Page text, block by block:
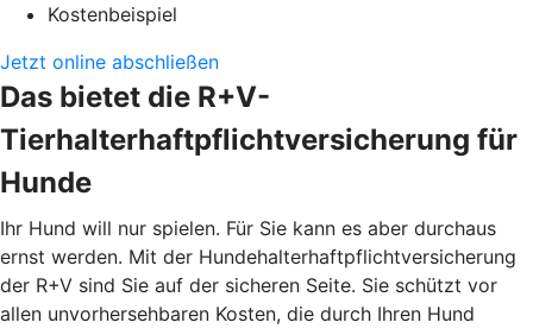
Kostenbeispiel
Jetzt online abschließen
Das bietet die R+V-
Tierhalterhaftpflichtversicherung für
Hunde
Ihr Hund will nur spielen. Für Sie kann es aber durchaus
ernst werden. Mit der Hundehalterhaftpflichtversicherung
der R+V sind Sie auf der sicheren Seite. Sie schützt vor
allen unvorhersehbaren Kosten, die durch Ihren Hund